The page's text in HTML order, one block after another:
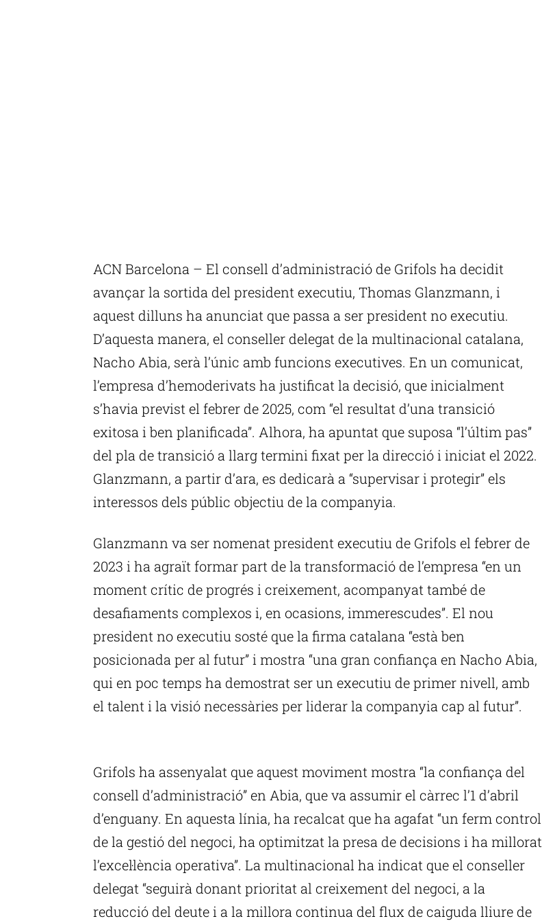
ACN Barcelona – El consell d’administració de Grifols ha decidit
avançar la sortida del president executiu, Thomas Glanzmann, i
aquest dilluns ha anunciat que passa a ser president no executiu.
D’aquesta manera, el conseller delegat de la multinacional catalana,
Nacho Abia, serà l’únic amb funcions executives. En un comunicat,
l’empresa d’hemoderivats ha justificat la decisió, que inicialment
s’havia previst el febrer de 2025, com “el resultat d’una transició
exitosa i ben planificada”. Alhora, ha apuntat que suposa “l’últim pas”
del pla de transició a llarg termini fixat per la direcció i iniciat el 2022.
Glanzmann, a partir d’ara, es dedicarà a “supervisar i protegir” els
interessos dels públic objectiu de la companyia.
Glanzmann va ser nomenat president executiu de Grifols el febrer de
2023 i ha agraït formar part de la transformació de l’empresa “en un
moment crític de progrés i creixement, acompanyat també de
desafiaments complexos i, en ocasions, immerescudes”. El nou
president no executiu sosté que la firma catalana “està ben
posicionada per al futur” i mostra “una gran confiança en Nacho Abia,
qui en poc temps ha demostrat ser un executiu de primer nivell, amb
el talent i la visió necessàries per liderar la companyia cap al futur”.
Grifols ha assenyalat que aquest moviment mostra “la confiança del
consell d’administració” en Abia, que va assumir el càrrec l’1 d’abril
d’enguany. En aquesta línia, ha recalcat que ha agafat “un ferm control
de la gestió del negoci, ha optimitzat la presa de decisions i ha millorat
l’excel·lència operativa”. La multinacional ha indicat que el conseller
delegat “seguirà donant prioritat al creixement del negoci, a la
reducció del deute i a la millora continua del flux de caiguda lliure de